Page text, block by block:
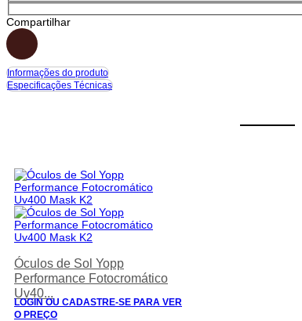
Compartilhar
Informações do produto
Especificações Técnicas
Óculos de Sol Yopp
Performance Fotocromático
Uv40...
LOGIN OU CADASTRE-SE PARA VER
O PREÇO